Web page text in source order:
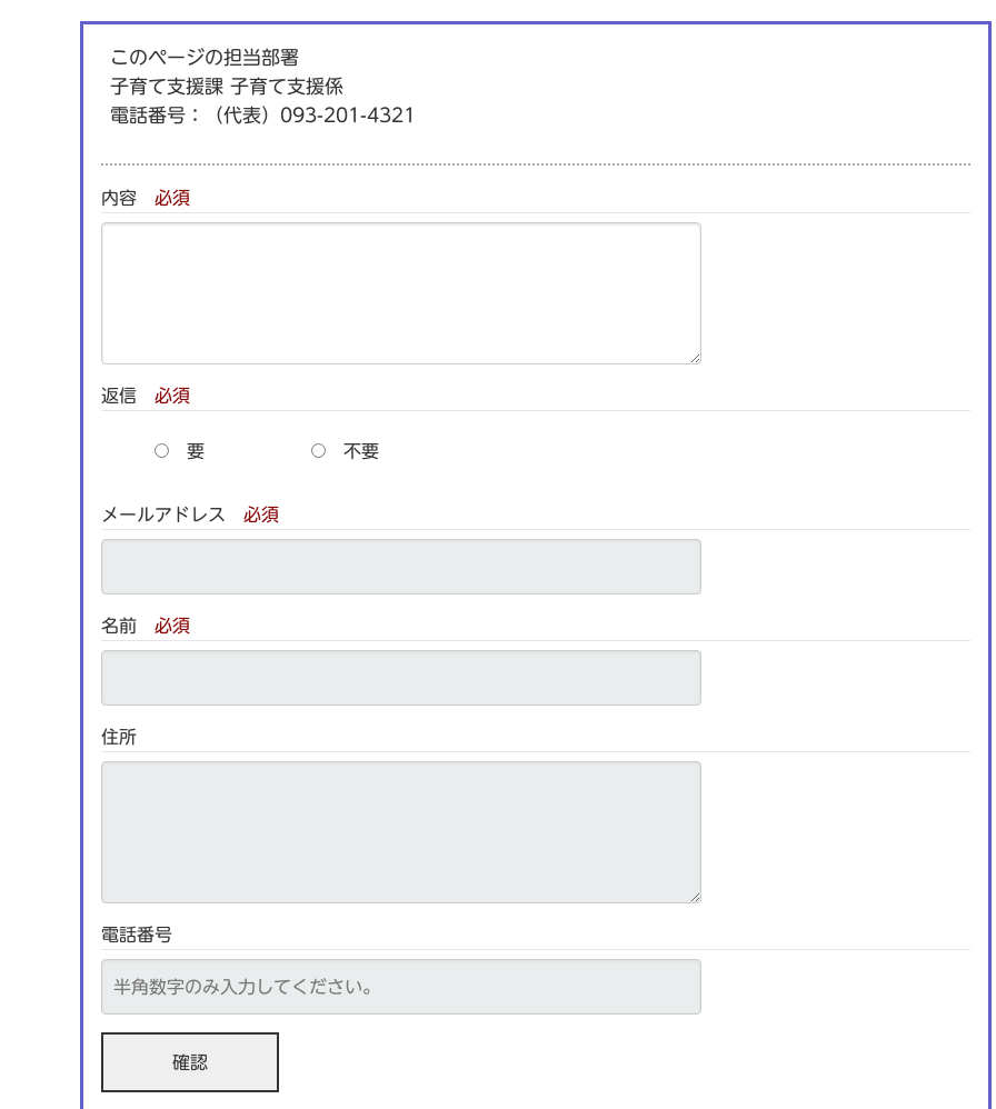
このページの担当部署
子育て支援課 子育て支援係
電話番号：
（代表）093-201-4321
内容 必須
返信 必須
要 不要
メールアドレス 必須
名前 必須
住所
電話番号